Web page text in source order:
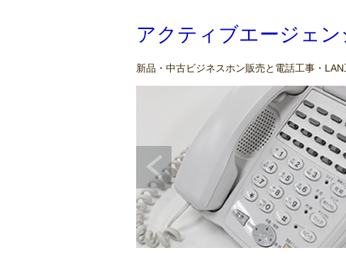
アクティブエージェン
新品・中古ビジネスホン販売と電話工事・